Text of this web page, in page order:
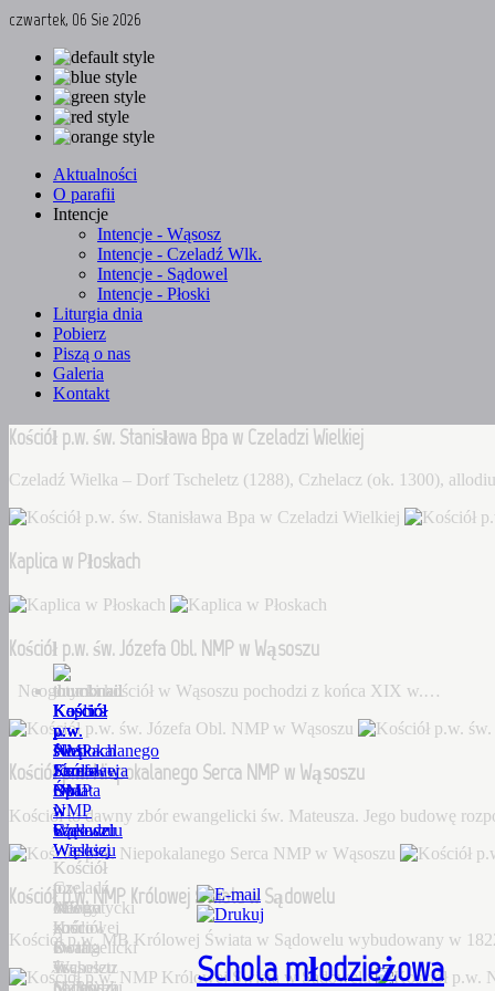
czwartek, 06 Sie 2026
Aktualności
O parafii
Intencje
Intencje - Wąsosz
Intencje - Czeladź Wlk.
Intencje - Sądowel
Intencje - Płoski
Liturgia dnia
Pobierz
Piszą o nas
Galeria
Kontakt
Kościół p.w. św. Stanisława Bpa w Czeladzi Wielkiej
Czeladź Wielka – Dorf Tscheletz (1288), Czhelacz (ok. 1300),
Kaplica w Płoskach
Kościół p.w. św. Józefa Obl. NMP w Wąsoszu
Neogotycki kościół w Wąsoszu pochodzi z końca XIX w.…
Kościół p.w. Niepokalanego Serca NMP w Wąsoszu
Kościół to dawny zbór ewangelicki św. Mateusza. Jego budowę
Kościół p.w. NMP Królowej Świata w Sądowelu
Kościół p.w. MB Królowej Świata w Sądowelu wybudowany w
Kościół
p.w.
św.
Stanisława
Bpa
w
Czeladzi
Wielkiej
Czeladź
Wielka
–
Dorf
Tscheletz
(1288),
Kaplica
w
Płoskach
Kościół
p.w.
św.
Józefa
Obl.
NMP
w
Wąsoszu
Neogotycki
kościół
w
Wąsoszu
pochodzi
Kościół
p.w.
Niepokalanego
Serca
NMP
w
Wąsoszu
Kościół
to
dawny
zbór
ewangelicki
św.
Mateusza.
Kościół
p.w.
NMP
Królowej
Świata
w
Sądowelu
Kościół
p.w.
MB
Królowej
Świata
w
Sądowelu
Schola młodzieżowa